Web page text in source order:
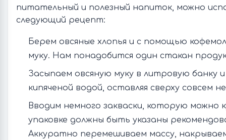
питательный и полезный напиток, можно
следующий рецепт:
Берем овсяные хлопья и с помощью
муку. Нам понадобится один стакан
Засыпаем овсяную муку в литровую банку
кипяченой водой, оставляя сверху совсем
Вводим немного закваски, которую можно
упаковке должны быть указаны
Аккуратно перемешиваем массу,